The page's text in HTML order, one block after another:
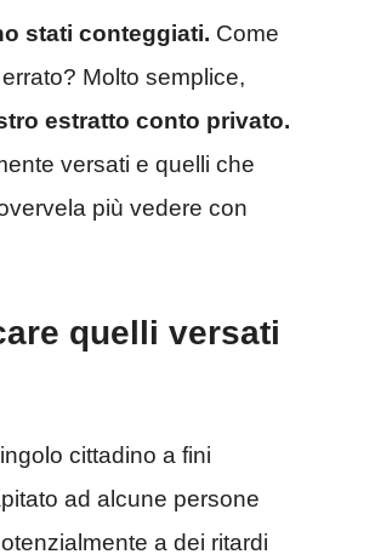
stati conteggiati. Come
Molto semplice,
estratto conto privato.
versati e quelli che
più vedere con
quelli versati
cittadino a fini
ad alcune persone
a dei ritardi